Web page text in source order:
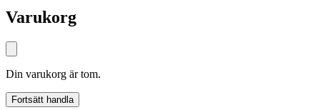
Varukorg
Din varukorg är tom.
Fortsätt handla